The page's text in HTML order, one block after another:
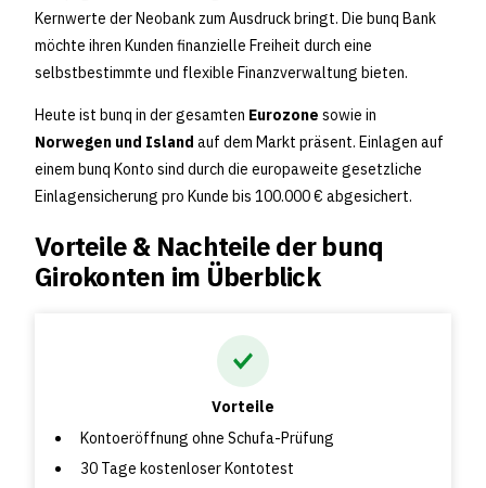
Kernwerte der Neobank zum Ausdruck bringt. Die bunq Bank
möchte ihren Kunden finanzielle Freiheit durch eine
selbstbestimmte und flexible Finanzverwaltung bieten.
Heute ist bunq in der gesamten Eurozone sowie in
Norwegen und Island auf dem Markt präsent. Einlagen auf
einem bunq Konto sind durch die europaweite gesetzliche
Einlagensicherung pro Kunde bis 100.000 € abgesichert.
Vorteile & Nachteile der bunq
Girokonten im Überblick
Vorteile
Kontoeröffnung ohne Schufa-Prüfung
30 Tage kostenloser Kontotest